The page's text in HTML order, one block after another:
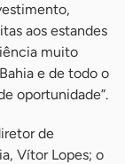
aos estandes
muito
e de todo o
oportunidade”.
de
Vítor Lopes; o